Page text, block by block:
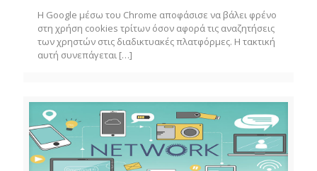
Η Google μέσω του Chrome αποφάσισε να βάλει φρένο
στη χρήση cookies τρίτων όσον αφορά τις αναζητήσεις
των χρηστών στις διαδικτυακές πλατφόρμες. Η τακτική
αυτή συνεπάγεται […]